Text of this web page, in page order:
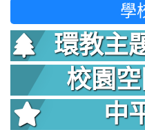
學
環教主
校園
中